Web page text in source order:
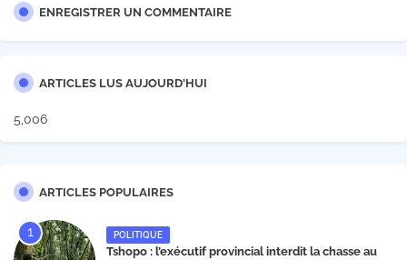
ENREGISTRER UN COMMENTAIRE
ARTICLES LUS AUJOURD'HUI
5,006
ARTICLES POPULAIRES
POLITIQUE
Tshopo : l’exécutif provincial interdit la chasse au